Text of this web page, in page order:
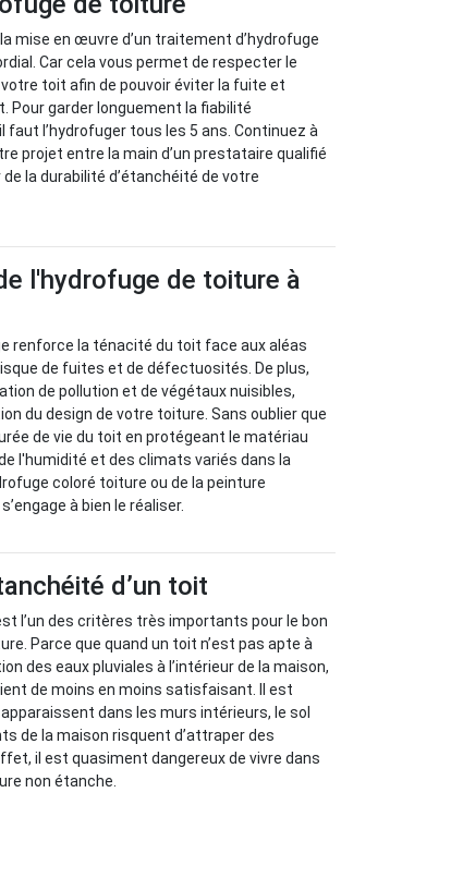
mise en œuvre d’un traitement d’hydrofuge
Car cela vous permet de respecter le
toit afin de pouvoir éviter la fuite et
Pour garder longuement la fiabilité
faut l’hydrofuger tous les 5 ans. Continuez à
projet entre la main d’un prestataire qualifié
la durabilité d’étanchéité de votre
l'hydrofuge de toiture à
renforce la ténacité du toit face aux aléas
de fuites et de défectuosités. De plus,
de pollution et de végétaux nuisibles,
du design de votre toiture. Sans oublier que
de vie du toit en protégeant le matériau
l'humidité et des climats variés dans la
coloré toiture ou de la peinture
à bien le réaliser.
d’un toit
l’un des critères très importants pour le bon
Parce que quand un toit n’est pas apte à
des eaux pluviales à l’intérieur de la maison,
de moins en moins satisfaisant. Il est
dans les murs intérieurs, le sol
de la maison risquent d’attraper des
il est quasiment dangereux de vivre dans
non étanche.